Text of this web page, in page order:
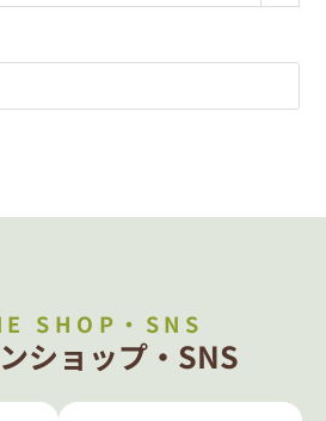
SHOP・SNS
ショップ・SNS